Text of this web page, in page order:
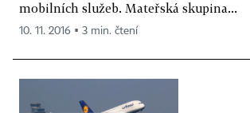
mobilních služeb. Mateřská skupina...
10. 11. 2016 ▪ 3 min. čtení